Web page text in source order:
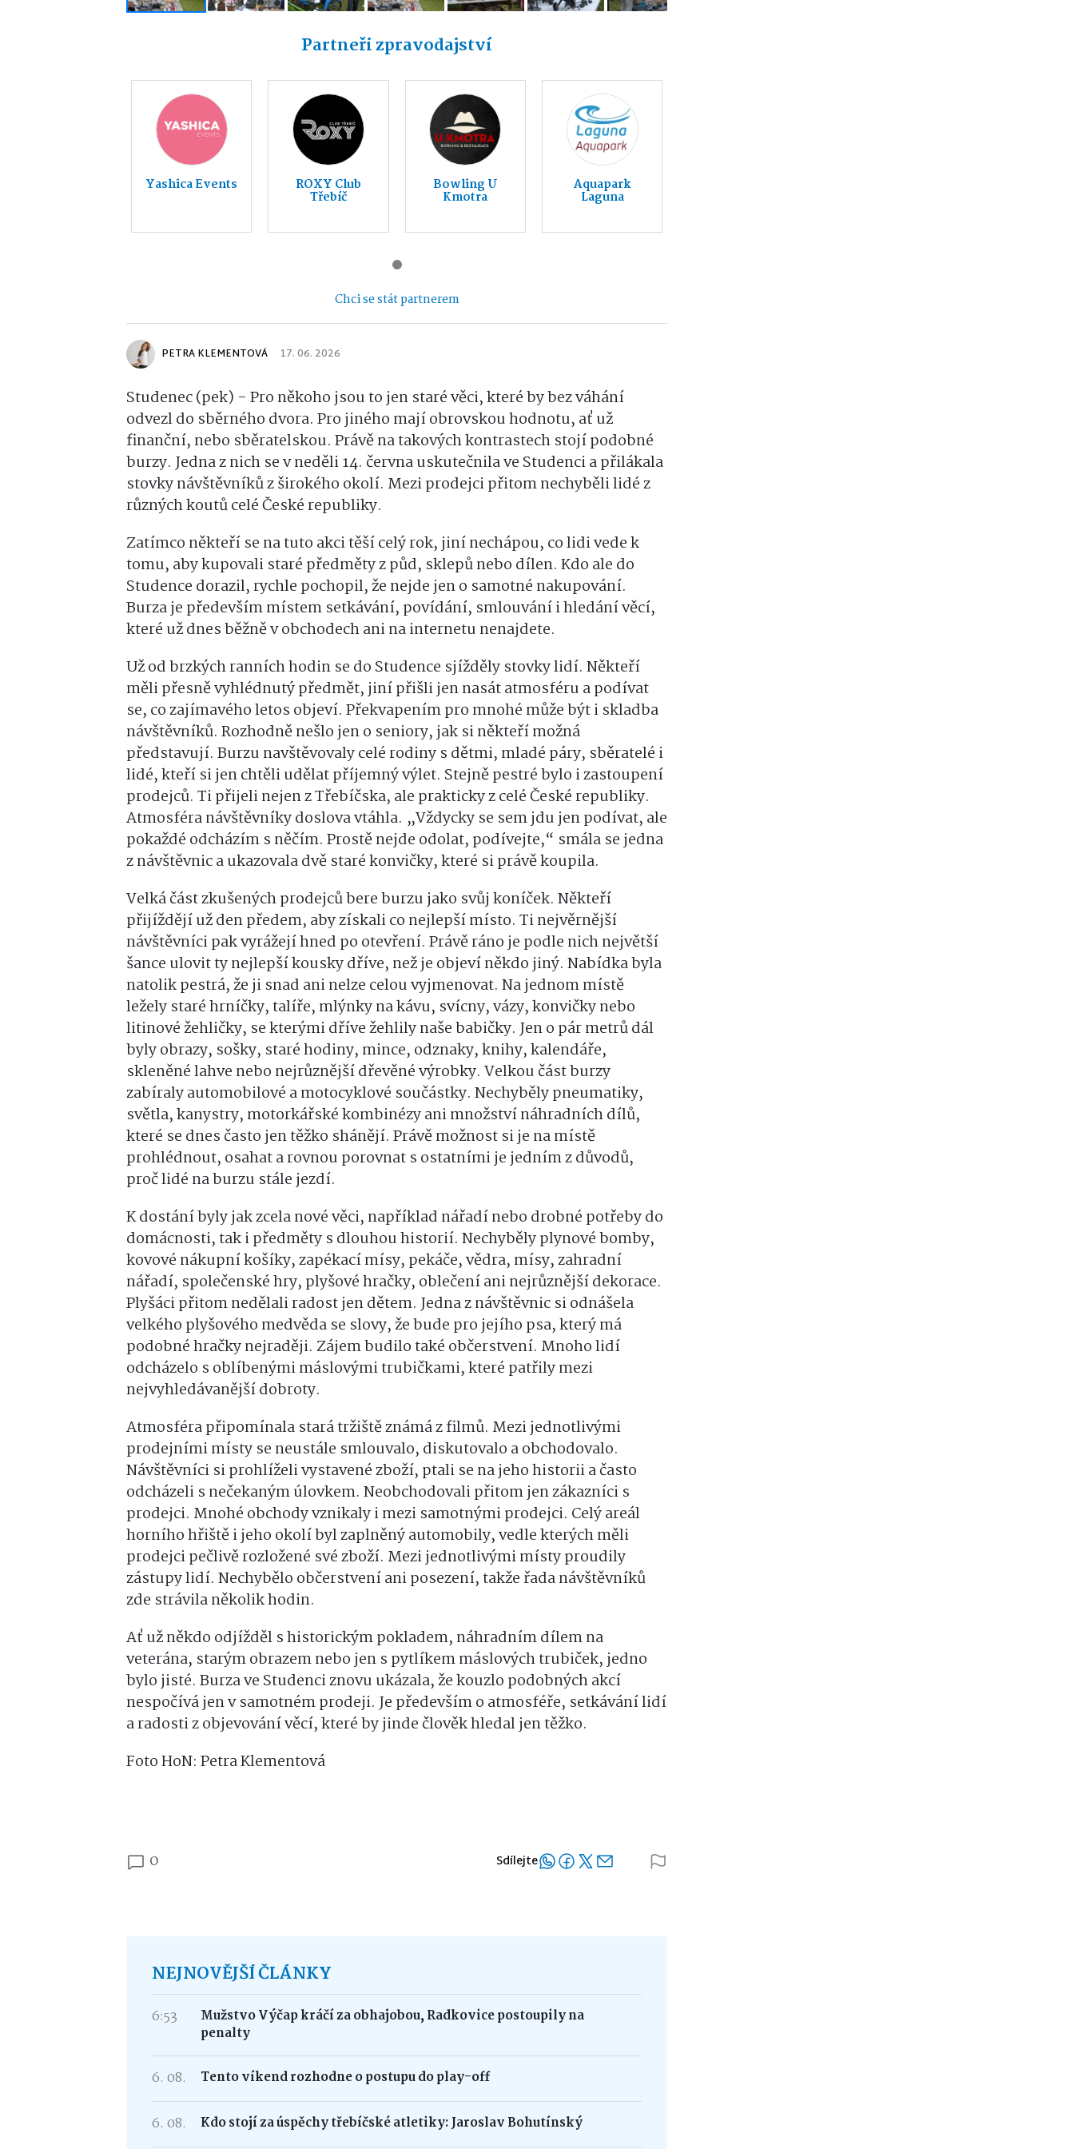
Partneři zpravodajství
Yashica Events ROXY Club
Třebíč
Bowling U
Kmotra
Aquapark
Laguna
Chci se stát partnerem
PETRA KLEMENTOVÁ 17. 06. 2026
Studenec (pek) - Pro někoho jsou to jen staré věci, které by bez váhání
odvezl do sběrného dvora. Pro jiného mají obrovskou hodnotu, ať už
finanční, nebo sběratelskou. Právě na takových kontrastech stojí podobné
burzy. Jedna z nich se v neděli 14. června uskutečnila ve Studenci a přilákala
stovky návštěvníků z širokého okolí. Mezi prodejci přitom nechyběli lidé z
různých koutů celé České republiky.
Zatímco někteří se na tuto akci těší celý rok, jiní nechápou, co lidi vede k
tomu, aby kupovali staré předměty z půd, sklepů nebo dílen. Kdo ale do
Studence dorazil, rychle pochopil, že nejde jen o samotné nakupování.
Burza je především místem setkávání, povídání, smlouvání i hledání věcí,
které už dnes běžně v obchodech ani na internetu nenajdete.
Už od brzkých ranních hodin se do Studence sjížděly stovky lidí. Někteří
měli přesně vyhlédnutý předmět, jiní přišli jen nasát atmosféru a podívat
se, co zajímavého letos objeví. Překvapením pro mnohé může být i skladba
návštěvníků. Rozhodně nešlo jen o seniory, jak si někteří možná
představují. Burzu navštěvovaly celé rodiny s dětmi, mladé páry, sběratelé i
lidé, kteří si jen chtěli udělat příjemný výlet. Stejně pestré bylo i zastoupení
prodejců. Ti přijeli nejen z Třebíčska, ale prakticky z celé České republiky.
Atmosféra návštěvníky doslova vtáhla. „Vždycky se sem jdu jen podívat, ale
pokaždé odcházím s něčím. Prostě nejde odolat, podívejte,“ smála se jedna
z návštěvnic a ukazovala dvě staré konvičky, které si právě koupila.
Velká část zkušených prodejců bere burzu jako svůj koníček. Někteří
přijíždějí už den předem, aby získali co nejlepší místo. Ti nejvěrnější
návštěvníci pak vyrážejí hned po otevření. Právě ráno je podle nich největší
šance ulovit ty nejlepší kousky dříve, než je objeví někdo jiný. Nabídka byla
natolik pestrá, že ji snad ani nelze celou vyjmenovat. Na jednom místě
ležely staré hrníčky, talíře, mlýnky na kávu, svícny, vázy, konvičky nebo
litinové žehličky, se kterými dříve žehlily naše babičky. Jen o pár metrů dál
byly obrazy, sošky, staré hodiny, mince, odznaky, knihy, kalendáře,
skleněné lahve nebo nejrůznější dřevěné výrobky. Velkou část burzy
zabíraly automobilové a motocyklové součástky. Nechyběly pneumatiky,
světla, kanystry, motorkářské kombinézy ani množství náhradních dílů,
které se dnes často jen těžko shánějí. Právě možnost si je na místě
prohlédnout, osahat a rovnou porovnat s ostatními je jedním z důvodů,
proč lidé na burzu stále jezdí.
K dostání byly jak zcela nové věci, například nářadí nebo drobné potřeby do
domácnosti, tak i předměty s dlouhou historií. Nechyběly plynové bomby,
kovové nákupní košíky, zapékací mísy, pekáče, vědra, mísy, zahradní
nářadí, společenské hry, plyšové hračky, oblečení ani nejrůznější dekorace.
Plyšáci přitom nedělali radost jen dětem. Jedna z návštěvnic si odnášela
velkého plyšového medvěda se slovy, že bude pro jejího psa, který má
podobné hračky nejraději. Zájem budilo také občerstvení. Mnoho lidí
odcházelo s oblíbenými máslovými trubičkami, které patřily mezi
nejvyhledávanější dobroty.
Atmosféra připomínala stará tržiště známá z filmů. Mezi jednotlivými
prodejními místy se neustále smlouvalo, diskutovalo a obchodovalo.
Návštěvníci si prohlíželi vystavené zboží, ptali se na jeho historii a často
odcházeli s nečekaným úlovkem. Neobchodovali přitom jen zákazníci s
prodejci. Mnohé obchody vznikaly i mezi samotnými prodejci. Celý areál
horního hřiště i jeho okolí byl zaplněný automobily, vedle kterých měli
prodejci pečlivě rozložené své zboží. Mezi jednotlivými místy proudily
zástupy lidí. Nechybělo občerstvení ani posezení, takže řada návštěvníků
zde strávila několik hodin.
Ať už někdo odjížděl s historickým pokladem, náhradním dílem na
veterána, starým obrazem nebo jen s pytlíkem máslových trubiček, jedno
bylo jisté. Burza ve Studenci znovu ukázala, že kouzlo podobných akcí
nespočívá jen v samotném prodeji. Je především o atmosféře, setkávání lidí
a radosti z objevování věcí, které by jinde člověk hledal jen těžko.
Foto HoN: Petra Klementová
0 Sdílejte
NEJNOVĚJŠÍ ČLÁNKY
6:53
Mužstvo Výčap kráčí za obhajobou, Radkovice postoupily na
penalty
6. 08. Tento víkend rozhodne o postupu do play-off
6. 08. Kdo stojí za úspěchy třebíčské atletiky: Jaroslav Bohutínský